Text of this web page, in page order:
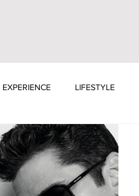
EXPERIENCE LIFESTYLE